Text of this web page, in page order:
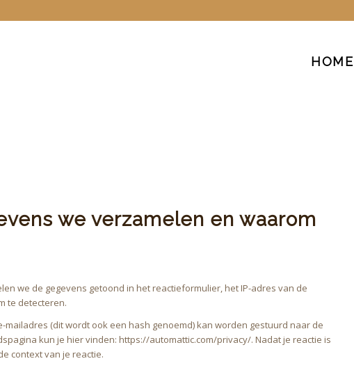
HOME
we verzamelen en waarom
we de gegevens getoond in het reactieformulier, het IP-adres van de
te detecteren.
(dit wordt ook een hash genoemd) kan worden gestuurd naar de
kun je hier vinden: https://automattic.com/privacy/. Nadat je reactie is
context van je reactie.